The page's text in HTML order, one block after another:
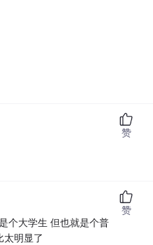
赞
个大学生 但也就是个普
太明显了
赞